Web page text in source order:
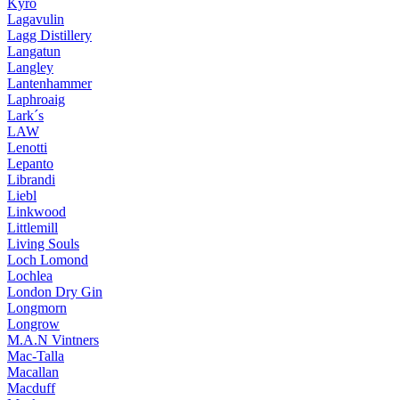
Kyrö
Lagavulin
Lagg Distillery
Langatun
Langley
Lantenhammer
Laphroaig
Lark´s
LAW
Lenotti
Lepanto
Librandi
Liebl
Linkwood
Littlemill
Living Souls
Loch Lomond
Lochlea
London Dry Gin
Longmorn
Longrow
M.A.N Vintners
Mac-Talla
Macallan
Macduff